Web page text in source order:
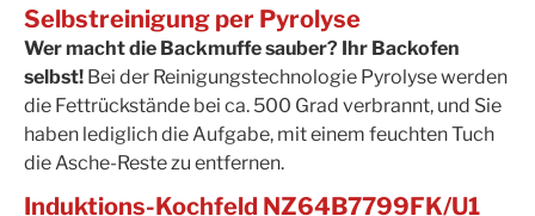
Selbstreinigung per Pyrolyse
Wer macht die Backmuffe sauber? Ihr Backofen
selbst! Bei der Reinigungstechnologie Pyrolyse werden
die Fettrückstände bei ca. 500 Grad verbrannt, und Sie
haben lediglich die Aufgabe, mit einem feuchten Tuch
die Asche-Reste zu entfernen.
Induktions-Kochfeld NZ64B7799FK/U1